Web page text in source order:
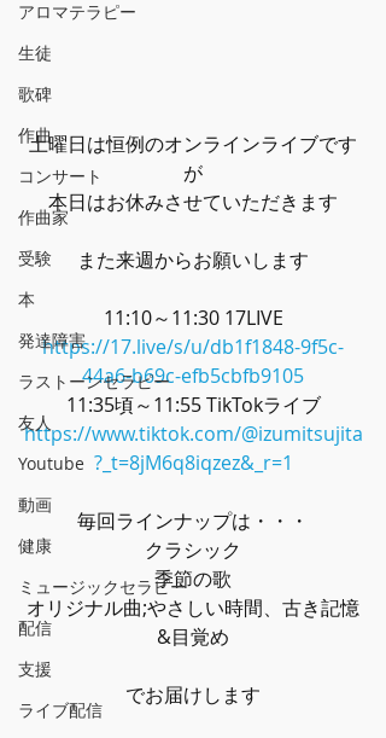
アロマテラピー
生徒
歌碑
作曲
コンサート
作曲家
受験
本
発達障害
ラストーンセラピー
友人
Youtube
動画
健康
ミュージックセラピー
配信
支援
ライブ配信
土曜日は恒例のオンラインライブです
が
本日はお休みさせていただきます
また来週からお願いします
11:10～11:30 17LIVE
https://17.live/s/u/db1f1848-9f5c-
44a6-b69c-efb5cbfb9105
11:35頃～11:55 TikTokライブ
https://www.tiktok.com/@izumitsujita
?_t=8jM6q8iqzez&_r=1
毎回ラインナップは・・・
クラシック
季節の歌
オリジナル曲;やさしい時間、古き記憶
&目覚め
でお届けします